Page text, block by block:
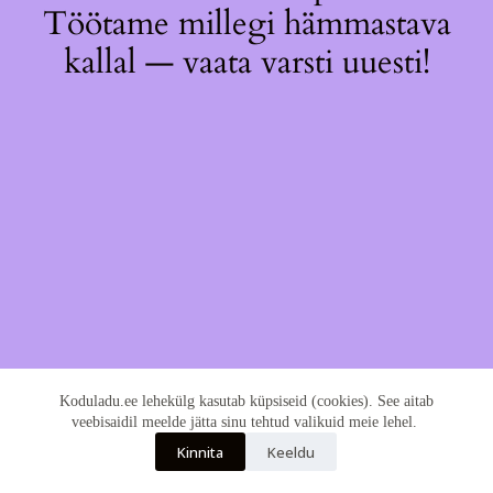
Koduladu.ee lehekülg kasutab küpsiseid (cookies). See aitab
veebisaidil meelde jätta sinu tehtud valikuid meie lehel.
Kinnita Keeldu
Töötame millegi hämmastava
kallal — vaata varsti uuesti!